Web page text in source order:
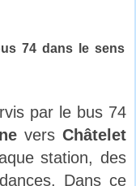
74 dans le sens
par le bus 74
versChâtelet
station, des
Dans ce